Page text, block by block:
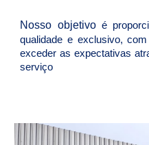
Nosso objetivo é p
qualidade e exclusivo,
exceder as expectativas
serviço